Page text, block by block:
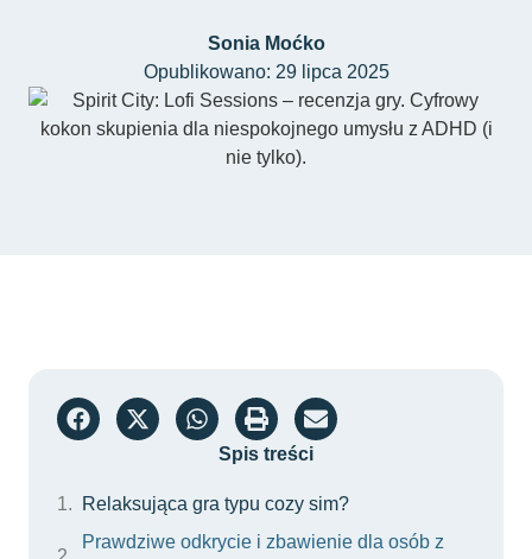
Sonia Moćko
Opublikowano: 29 lipca 2025
Spis treści
Relaksująca gra typu cozy sim?
Prawdziwe odkrycie i zbawienie dla osób z